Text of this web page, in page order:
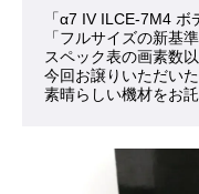
「α7 IV ILCE-7M4
「フルサイズの新基
スペック表の画素数
今回お譲りいただい
素晴らしい機材をお